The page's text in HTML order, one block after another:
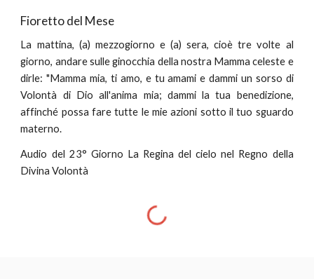
Fioretto del Mese
La mattina, (a) mezzogiorno e (a) sera, cioè tre volte al
giorno, andare sulle ginocchia della nostra Mamma celeste e
dirle: "Mamma mia, ti amo, e tu amami e dammi un sorso di
Volontà di Dio all'anima mia; dammi la tua benedizione,
affinché possa fare tutte le mie azioni sotto il tuo sguardo
materno.
Audio del 23° Giorno La Regina del cielo nel Regno della
Divina Volontà